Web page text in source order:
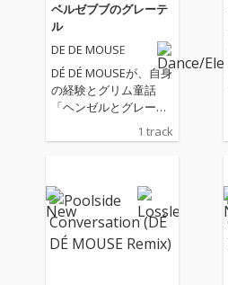
ベルゼブブのグレーテ
ル
DE DE MOUSE
DÉ DÉ MOUSEが、自身
の経験とグリム童話
「ヘンゼルとグレーテ
クメルヘンボカロ『ベ
羽音から始まる今作
は、ミニマルミュージ
ック的な和音構成とア
ンサンブルに荒れたタ
1 track